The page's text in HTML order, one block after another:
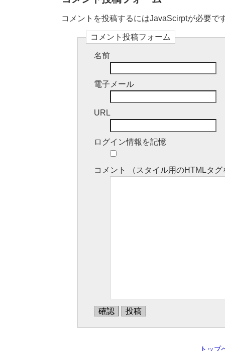
コメントを投稿するにはJavaScirptが必要
コメント投稿フォーム
名前
電子メール
URL
ログイン情報を記憶
コメント （スタイル用のHTML
トップ